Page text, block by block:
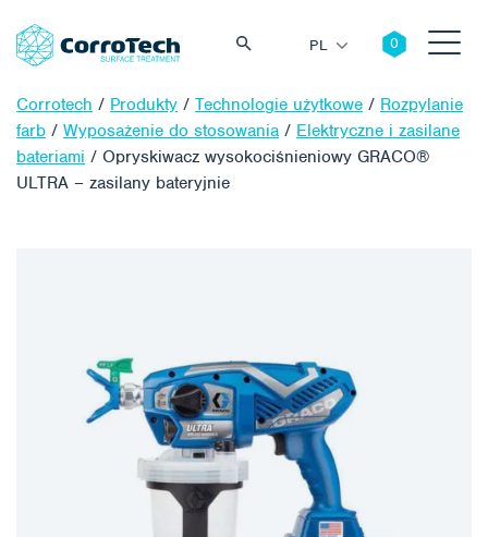
PL
Corrotech / Produkty / Technologie użytkowe / Rozpylanie
farb / Wyposażenie do stosowania / Elektryczne i zasilane
bateriami / Opryskiwacz wysokociśnieniowy GRACO®
ULTRA – zasilany bateryjnie